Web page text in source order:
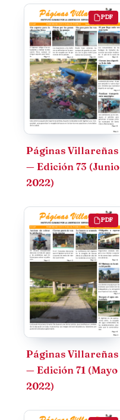
PDF
Páginas Villareñas
— Edición 73 (Junio
2022)
PDF
Páginas Villareñas
— Edición 71 (Mayo
2022)